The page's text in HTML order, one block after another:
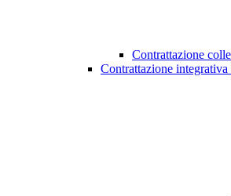
Contrattazione
Contrattazione integrativa